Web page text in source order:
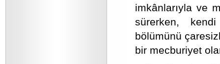
imkânlarıyla ve
sürerken,
bölümünü
bir mecburiyet